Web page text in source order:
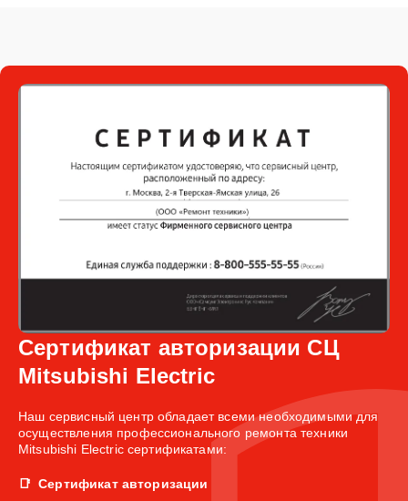
Сертификат авторизации СЦ
Mitsubishi Electric
Наш сервисный центр обладает всеми необходимыми для
осуществления профессионального ремонта техники
Mitsubishi Electric сертификатами:
Сертификат авторизации